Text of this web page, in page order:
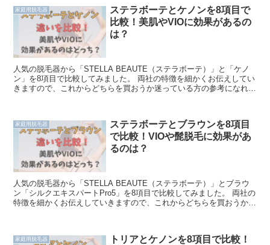
家庭用脱毛器
ステラボーテとケノンを8項目で
比較！美肌やVIOに効果があるの
は？
人気の脱毛器から「STELLA BEAUTE（ステラボーテ）」と「ケノ
ン」を8項目で比較してみました。 両社の特徴を細かくお伝えしてい
きますので、これからどちらを買おうか迷っている方の参考になれば
家庭用脱毛器
ステラボーテとブラウンを8項目
で比較！VIOや髭脱毛に効果があ
るのは？
人気の脱毛器から「STELLA BEAUTE（ステラボーテ）」とブラウ
ン「シルクエキスパートPro5」を8項目で比較してみました。 両社の
特徴を細かくお伝えしていきますので、これからどちらを買おうか迷
家庭用脱毛器
トリアとケノンを8項目で比較！